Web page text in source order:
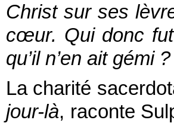
Christ sur ses
cœur. Qui donc
qu’il n’en ait gémi ?
La charité
jour-là, raconte